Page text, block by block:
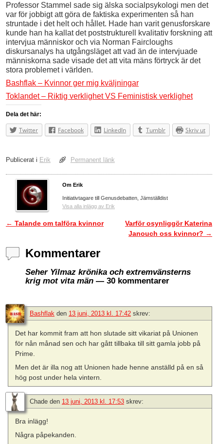
Professor Stammel sade sig älska socialpsykologi men det
var för jobbigt att göra de faktiska experimenten så han
struntade i det helt och hållet. Hade han varit genusforskare
kunde han ha kallat det poststrukturell kvalitativ forskning att
intervjua människor och via Norman Faircloughs
diskursanalys ha utgångsläget att vad än de intervjuade
människorna sade visade det att vita mäns förtryck är det
stora problemet i världen.
Bashflak – Kvinnor ger mig kväljningar
Toklandet – Riktig verklighet VS Feministisk verklighet
Dela det här:
Twitter Facebook LinkedIn Tumblr Skriv ut
Publicerat i Erik Permanent länk
Om Erik
Initiativtagare till Genusdebatten, Jämställdist
Visa alla inlägg av Erik
Inläggsnavigering
← Talande om talföra kvinnor
Varför osynliggör Katerina
Janouch oss kvinnor? →
Kommentarer
Seher Yilmaz krönika och extremvänsterns
krig mot vita män — 30 kommentarer
Bashflak den 13 juni, 2013 kl. 17:42 skrev:
Det har kommit fram att hon slutade sitt vikariat på Unionen
för nån månad sen och har gått tillbaka till sitt gamla jobb på
Prime.
Men det är illa nog att Unionen hade henne anställd på en så
hög post under hela vintern.
Chade den 13 juni, 2013 kl. 17:53 skrev:
Bra inlägg!
Några påpekanden.